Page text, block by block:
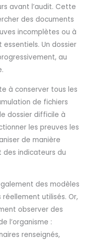
avant l’audit. Cette
des documents
incomplètes ou à
Un dossier
au
à conserver tous les
de fichiers
dossier difficile à
les preuves les
de manière
indicateurs du
des modèles
utilisés. Or,
observer des
l’organisme :
renseignés,